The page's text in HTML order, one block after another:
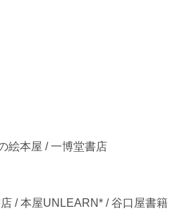
絵本屋 / 一博堂書店
/ 本屋UNLEARN* / 谷口屋書籍